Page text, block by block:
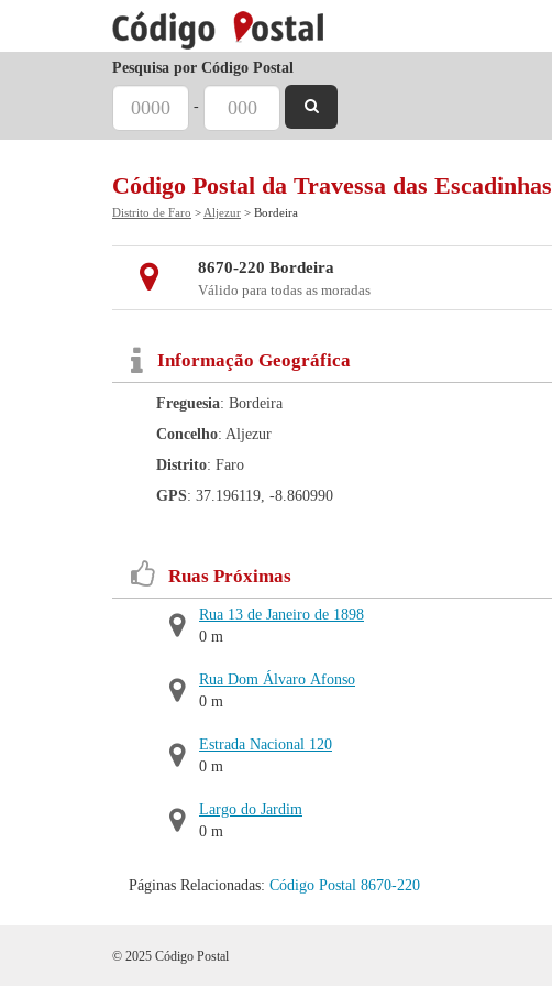
Pesquisa por Código Postal
-
Código Postal da Travessa das Escadinhas
Distrito de Faro > Aljezur > Bordeira
8670-220 Bordeira
Válido para todas as moradas
Informação Geográfica
Freguesia: Bordeira
Concelho: Aljezur
Distrito: Faro
GPS: 37.196119, -8.860990
Ruas Próximas
Rua 13 de Janeiro de 1898
0 m
Rua Dom Álvaro Afonso
0 m
Estrada Nacional 120
0 m
Largo do Jardim
0 m
Páginas Relacionadas: Código Postal 8670-220
© 2025 Código Postal